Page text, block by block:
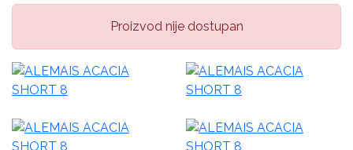
Proizvod nije dostupan